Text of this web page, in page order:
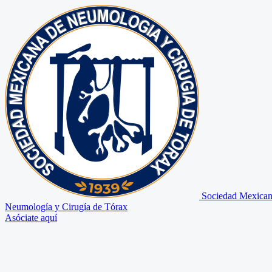
Sociedad
Neumología y Cirugía de Tórax
Asóciate aquí